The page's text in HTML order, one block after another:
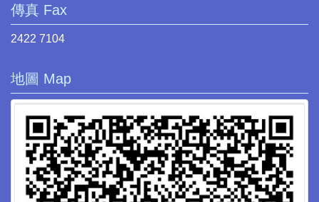
傳真 Fax
2422 7104
地圖 Map